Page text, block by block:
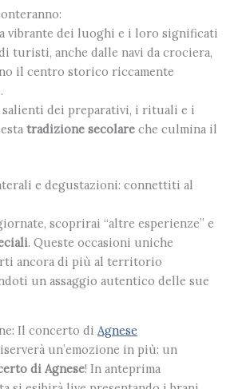
vibrante dei luoghi e i loro significati
turisti, anche dalle navi da crociera,
il centro storico riccamente
salienti dei preparativi, i rituali e i
tradizione secolare che culmina il
e degustazioni: connettiti al
scoprirai “altre esperienze” e
. Queste occasioni uniche
ancora di più al territorio
un assaggio autentico delle sue
Il concerto di Agnese
un’emozione in più: un
di Agnese! In anteprima